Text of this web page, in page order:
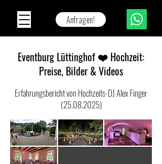
Anfragen!
Eventburg Lüttinghof ❤️ Hochzeit:
Preise, Bilder & Videos
Erfahrungsbericht von Hochzeits-DJ Alex Finger
(25.08.2025)